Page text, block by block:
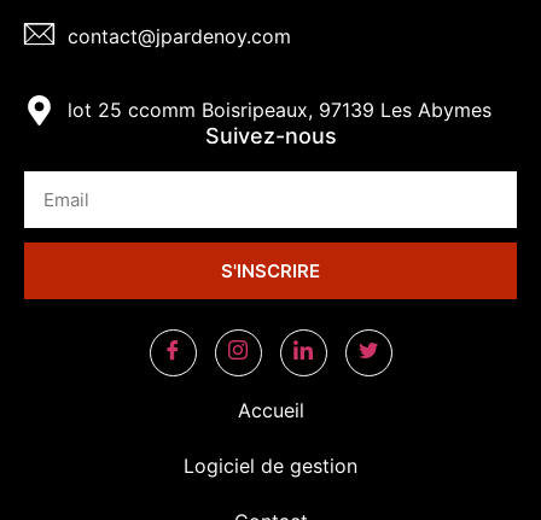
contact@jpardenoy.com
lot 25 ccomm Boisripeaux, 97139 Les Abymes
Suivez-nous
S'INSCRIRE
Accueil
Logiciel de gestion